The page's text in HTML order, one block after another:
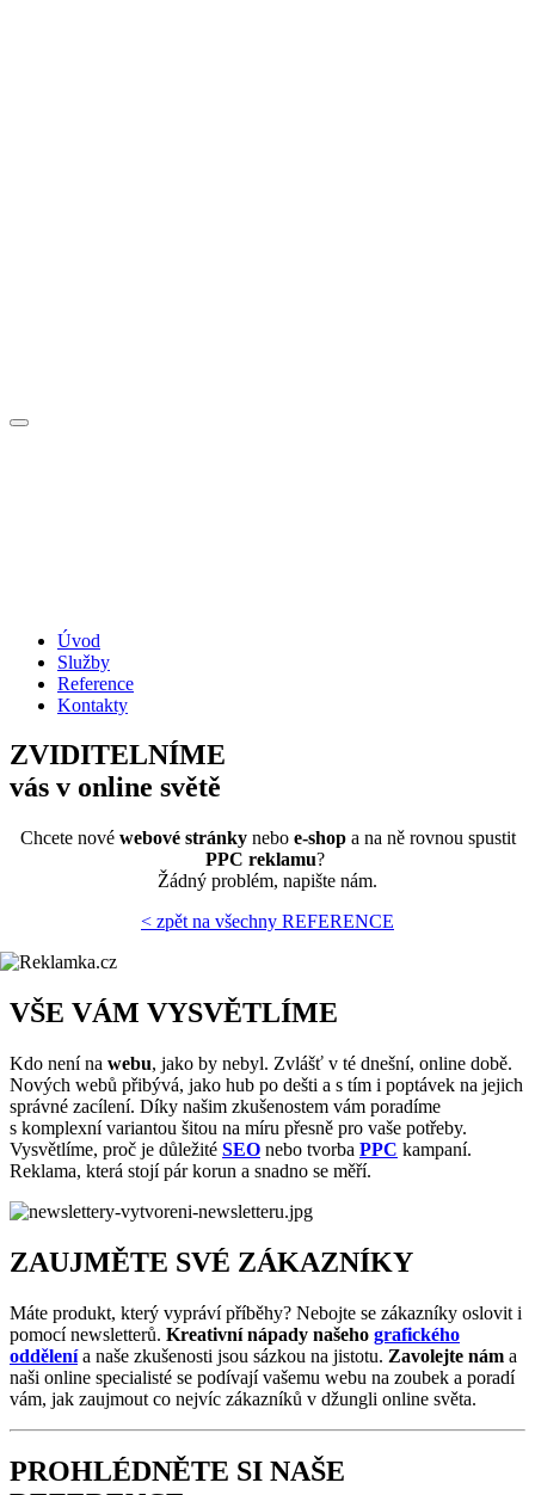
Úvod
Služby
Reference
Kontakty
ZVIDITELNÍME
vás v online světě
Chcete novéwebové stránkynebo e-shop a na ně rovnou spustit
PPC reklamu?
Žádný problém, napište nám.
< zpět na všechny REFERENCE
VŠE VÁM VYSVĚTLÍME
Kdo není na webu, jako by nebyl. Zvlášť v té dnešní, online době.
Nových webů přibývá, jako hub po dešti a s tím i poptávek na jejich
správné zacílení. Díky našim zkušenostem vám poradíme
s komplexní variantou šitou na míru přesně pro vaše potřeby.
Vysvětlíme, proč je důležité SEO nebo tvorba PPC kampaní.
Reklama, která stojí pár korun a snadno se měří.
ZAUJMĚTE SVÉ ZÁKAZNÍKY
Máte produkt, který vypráví příběhy? Nebojte se zákazníky oslovit i
pomocí newsletterů. Kreativní nápady našeho grafického
oddělenía naše zkušenosti jsou sázkou na jistotu. Zavolejte nám a
naši online specialisté se podívají vašemu webu na zoubek a poradí
vám, jak zaujmout co nejvíc zákazníků v džungli online světa.
PROHLÉDNĚTE SI NAŠE